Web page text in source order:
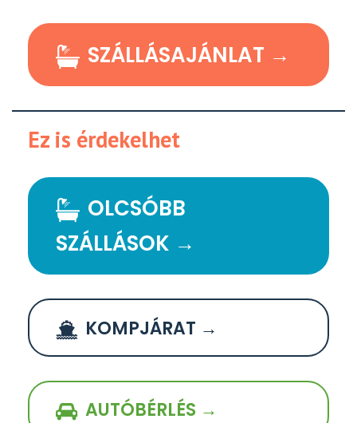
SZÁLLÁSAJÁNLAT →
Ez is érdekelhet
OLCSÓBB
SZÁLLÁSOK →
KOMPJÁRAT →
AUTÓBÉRLÉS →